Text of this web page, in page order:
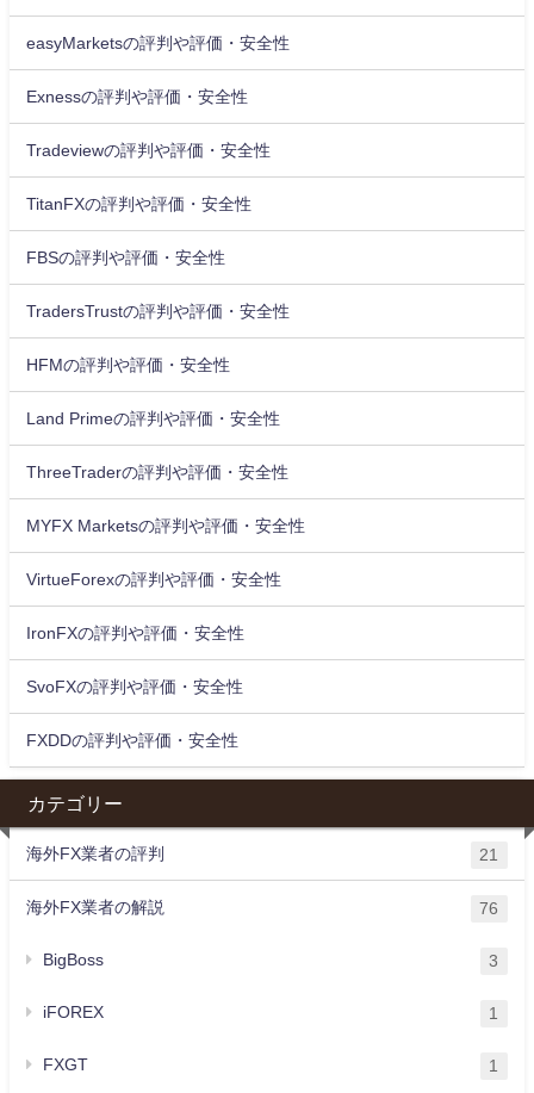
easyMarketsの評判や評価・安全性
Exnessの評判や評価・安全性
Tradeviewの評判や評価・安全性
TitanFXの評判や評価・安全性
FBSの評判や評価・安全性
TradersTrustの評判や評価・安全性
HFMの評判や評価・安全性
Land Primeの評判や評価・安全性
ThreeTraderの評判や評価・安全性
MYFX Marketsの評判や評価・安全性
VirtueForexの評判や評価・安全性
IronFXの評判や評価・安全性
SvoFXの評判や評価・安全性
FXDDの評判や評価・安全性
カテゴリー
海外FX業者の評判 21
海外FX業者の解説 76
BigBoss 3
iFOREX 1
FXGT 1